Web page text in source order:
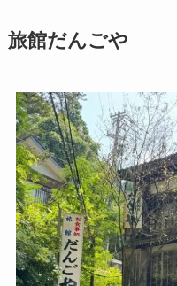
旅館だんごや